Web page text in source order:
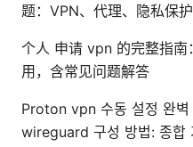
题：VPN、代理、隐私保
个人 申请 vpn 的完整指南
用，含常见问题解答
Proton vpn 수동 설정 완
wireguard 구성 방법: 종합